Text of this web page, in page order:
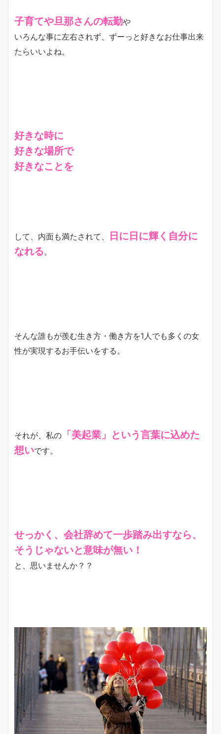
子育てや旦那さんの転勤や
いろんな事に左右されず、ずーっと好きなお仕事出来
たらいいよね。
好きな時に
好きな場所で
好きなことを
して、内面も満たされて、
日に日に輝く自分に
なれる 。
そんな誰もが羨む生き方・働き方を1人でも多くの女
性が実現するお手伝いをする。
それが、私の 「美起業」という言葉に込めた
想いです。
せっかく、会社辞めて一歩踏み出すなら、
そうじゃないと意味が無い！
と、思いませんか？？